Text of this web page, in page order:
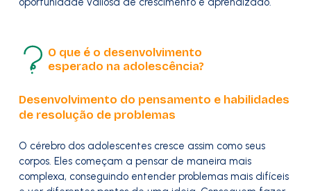
O que é o desenvolvimento
esperado na adolescência?
Desenvolvimento do pensamento e habilidades
de resolução de problemas
O cérebro dos adolescentes cresce assim como seus
corpos. Eles começam a pensar de maneira mais
complexa, conseguindo entender problemas mais difíceis